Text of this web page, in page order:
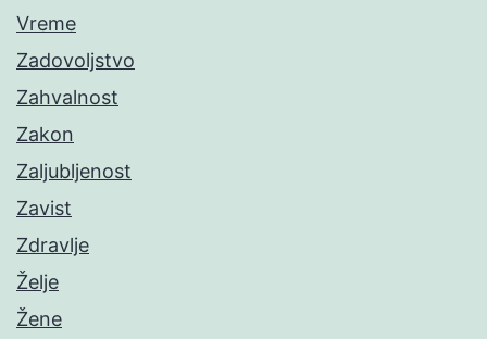
Vreme
Zadovoljstvo
Zahvalnost
Zakon
Zaljubljenost
Zavist
Zdravlje
Želje
Žene